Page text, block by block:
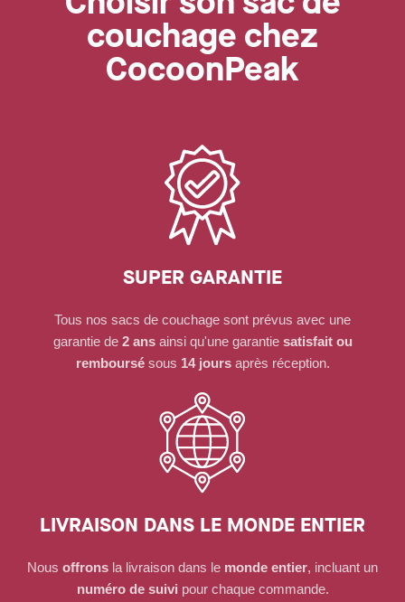
couchage chez
CocoonPeak
SUPER GARANTIE
Tous nos sacs de couchage sont prévus avec une
garantie de 2 ansainsi qu'une garantie satisfait ou
remboursésous 14 joursaprès réception.
LIVRAISON DANS LE MONDE ENTIER
Nous offrons la livraison dans le monde entier, incluant un
numéro de suivi pour chaque commande.